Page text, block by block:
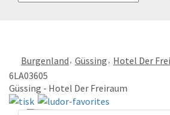
Burgenland Güssing Hotel Der
6LA03605
Güssing - Hotel Der Freiraum